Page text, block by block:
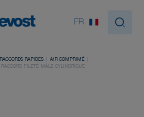
FR
RACCORDS RAPIDES
AIR COMPRIMÉ
FILETÉ MÂLE CYLINDRIQUE